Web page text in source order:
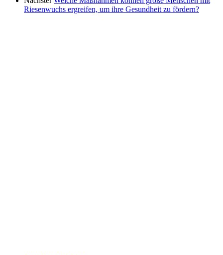
Riesenwuchs ergreifen, um ihre Gesundheit zu fördern?